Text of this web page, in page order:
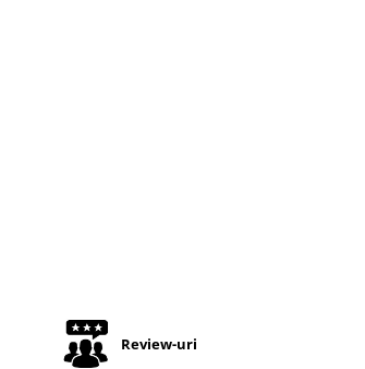
Review-uri